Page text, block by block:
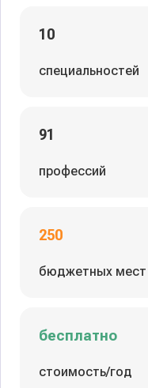
10
специальностей
91
профессий
250
бюджетных мест
бесплатно
стоимость/год